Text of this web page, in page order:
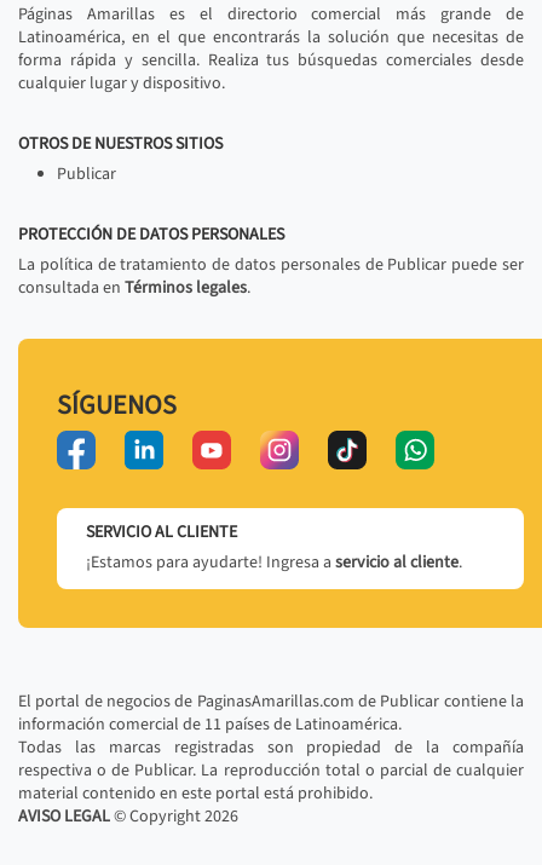
Páginas Amarillas es el directorio comercial más grande de
Latinoamérica, en el que encontrarás la solución que necesitas de
forma rápida y sencilla. Realiza tus búsquedas comerciales desde
cualquier lugar y dispositivo.
OTROS DE NUESTROS SITIOS
Publicar
PROTECCIÓN DE DATOS PERSONALES
La política de tratamiento de datos personales de Publicar puede ser
consultada en Términos legales.
SÍGUENOS
SERVICIO AL CLIENTE
¡Estamos para ayudarte! Ingresa a servicio al cliente.
El portal de negocios de PaginasAmarillas.com de Publicar contiene la
información comercial de 11 países de Latinoamérica.
Todas las marcas registradas son propiedad de la compañía
respectiva o de Publicar. La reproducción total o parcial de cualquier
material contenido en este portal está prohibido.
AVISO LEGAL© Copyright2026